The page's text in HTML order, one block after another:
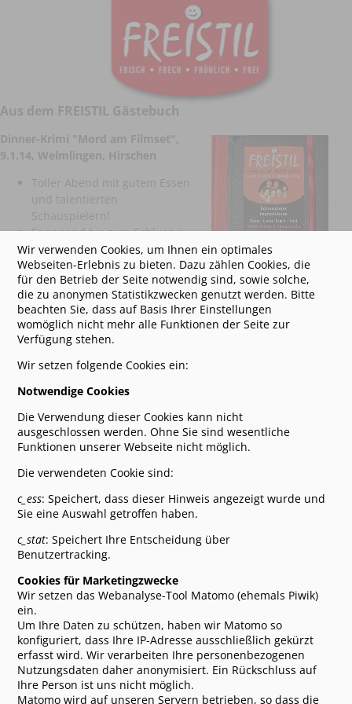
Aus dem FREISTIL Gästebuch
Dinner-Krimi "Mord am Filmset",
9.1.14, Welmlingen, Hirschen
Toller Abend mit gutem Essen
und talentierten
Schauspielern!
Spannend bis zum Schluss :)
Dinner-Krimi "Mord am
Hochzeitsabend", 10.1.14,
Scherzheim, Zur Blume
Super Abend mit tollem
Viergänge-Menue und talentierten Schauspielern! (Vera und
Sonne
Danke für diesen unterhaltsamen Abend. Ihr seid eine
super Truppe. Es war bestimmt nicht das letzte Mal. (Petra
Haarigen Dank (das Creativ Coiffeur Löffler - Team)
Dinner-Krimi "Mord am Filmset"
Sehr schön - es hat uns außerordentlich gut gefallen! Wir
kommen sehr gerne wieder.
Die weite Anfahrt hat sich in jedem Fall gelohnt. Danke dem
Reschissörr und seinem Dreierteam. (Gis und Gebhard
Glaser aus Achern)
Überragende schauspielerische Leistung, wir haben uns
schlapp gelacht! Bravo! (Abe und Isabell)
Super spannender und aufregender Abend. Immer wieder
Wir verwenden Cookies, um Ihnen ein optimales
Webseiten-Erlebnis zu bieten. Dazu zählen Cookies, die
für den Betrieb der Seite notwendig sind, sowie solche,
die zu anonymen Statistikzwecken genutzt werden. Bitte
beachten Sie, dass auf Basis Ihrer Einstellungen
womöglich nicht mehr alle Funktionen der Seite zur
Verfügung stehen.
Wir setzen folgende Cookies ein:
Notwendige Cookies
Die Verwendung dieser Cookies kann nicht
ausgeschlossen werden. Ohne Sie sind wesentliche
Funktionen unserer Webseite nicht möglich.
Die verwendeten Cookie sind:
c_ess: Speichert, dass dieser Hinweis angezeigt wurde und
Sie eine Auswahl getroffen haben.
c_stat: Speichert Ihre Entscheidung über
Benutzertracking.
Cookies für Marketingzwecke
Wir setzen das Webanalyse-Tool Matomo (ehemals Piwik)
ein.
Um Ihre Daten zu schützen, haben wir Matomo so
konfiguriert, dass Ihre IP-Adresse ausschließlich gekürzt
erfasst wird. Wir verarbeiten Ihre personenbezogenen
Nutzungsdaten daher anonymisiert. Ein Rückschluss auf
Ihre Person ist uns nicht möglich.
Matomo wird auf unseren Servern betrieben, so dass die